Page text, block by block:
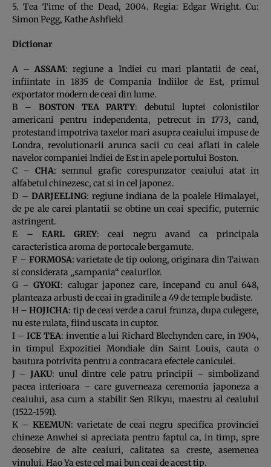
5. Tea Time of the Dead, 2004. Regia: Edgar Wright. Cu:
Simon Pegg, Kathe Ashfield
Dictionar
A –ASSAM: regiune a Indiei cu mari plantatii de ceai,
infiintate in 1835 de Compania Indiilor de Est, primul
exportator modern de ceai din lume.
B – BOSTON TEA PARTY: debutul luptei colonistilor
americani pentru independenta, petrecut in 1773, cand,
protestand impotriva taxelor mari asupra ceaiului impuse de
Londra, revolutionarii arunca sacii cu ceai aflati in calele
navelor companiei Indiei de Est in apele portului Boston.
C –CHA: semnul grafic corespunzator ceaiului atat in
alfabetul chinezesc, cat si in cel japonez.
D – DARJEELING: regiune indiana de la poalele Himalayei,
de pe ale carei plantatii se obtine un ceai specific, puternic
astringent.
E – EARL GREY: ceai negru avand ca principala
caracteristica aroma de portocale bergamute.
F – FORMOSA: varietate de tip oolong, originara din Taiwan
si considerata „sampania“ ceaiurilor.
G –GYOKI: calugar japonez care, incepand cu anul 648,
planteaza arbusti de ceai in gradinile a 49 de temple budiste.
H –HOJICHA: tip de ceai verde a carui frunza, dupa culegere,
nu este rulata, fiind uscata in cuptor.
I – ICE TEA: inventie a lui Richard Blechynden care, in 1904,
in timpul Expozitiei Mondiale din Saint Louis, cauta o
bautura potrivita pentru a contracara efectele caniculei.
J –JAKU: unul dintre cele patru principii – simbolizand
pacea interioara – care guverneaza ceremonia japoneza a
ceaiului, asa cum a stabilit Sen Rikyu, maestru al ceaiului
(1522-1591).
K – KEEMUN: varietate de ceai negru specifica provinciei
chineze Anwhei si apreciata pentru faptul ca, in timp, spre
deosebire de alte ceaiuri, calitatea sa creste, asemenea
vinului. Hao Ya este cel mai bun ceai de acest tip.